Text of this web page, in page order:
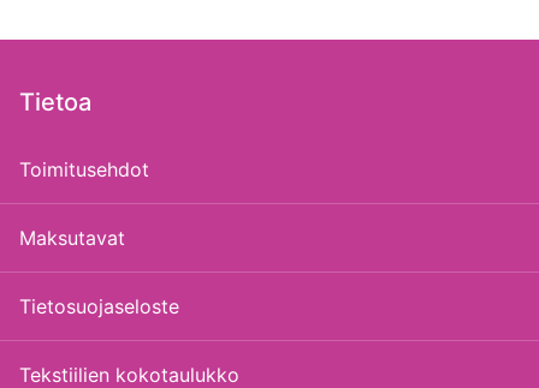
Tietoa
Toimitusehdot
Maksutavat
Tietosuojaseloste
Tekstiilien kokotaulukko